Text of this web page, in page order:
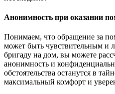
Анонимность при оказании
Понимаем, что обращение за
может быть чувствительным и
бригаду на дом, вы можете
анонимность и
обстоятельства останутся в
максимальный комфорт и